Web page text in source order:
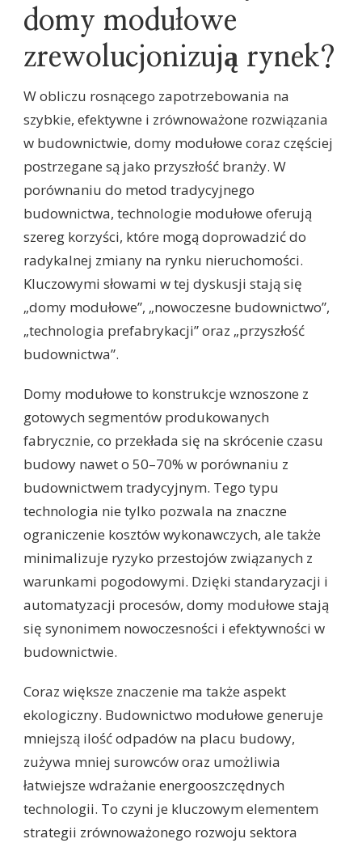
domy modułowe
zrewolucjonizują rynek?
W obliczu rosnącego zapotrzebowania na
szybkie, efektywne i zrównoważone rozwiązania
w budownictwie, domy modułowe coraz częściej
postrzegane są jako przyszłość branży. W
porównaniu do metod tradycyjnego
budownictwa, technologie modułowe oferują
szereg korzyści, które mogą doprowadzić do
radykalnej zmiany na rynku nieruchomości.
Kluczowymi słowami w tej dyskusji stają się
„domy modułowe”, „nowoczesne budownictwo”,
„technologia prefabrykacji” oraz „przyszłość
budownictwa”.
Domy modułowe to konstrukcje wznoszone z
gotowych segmentów produkowanych
fabrycznie, co przekłada się na skrócenie czasu
budowy nawet o 50–70% w porównaniu z
budownictwem tradycyjnym. Tego typu
technologia nie tylko pozwala na znaczne
ograniczenie kosztów wykonawczych, ale także
minimalizuje ryzyko przestojów związanych z
warunkami pogodowymi. Dzięki standaryzacji i
automatyzacji procesów, domy modułowe stają
się synonimem nowoczesności i efektywności w
budownictwie.
Coraz większe znaczenie ma także aspekt
ekologiczny. Budownictwo modułowe generuje
mniejszą ilość odpadów na placu budowy,
zużywa mniej surowców oraz umożliwia
łatwiejsze wdrażanie energooszczędnych
technologii. To czyni je kluczowym elementem
strategii zrównoważonego rozwoju sektora